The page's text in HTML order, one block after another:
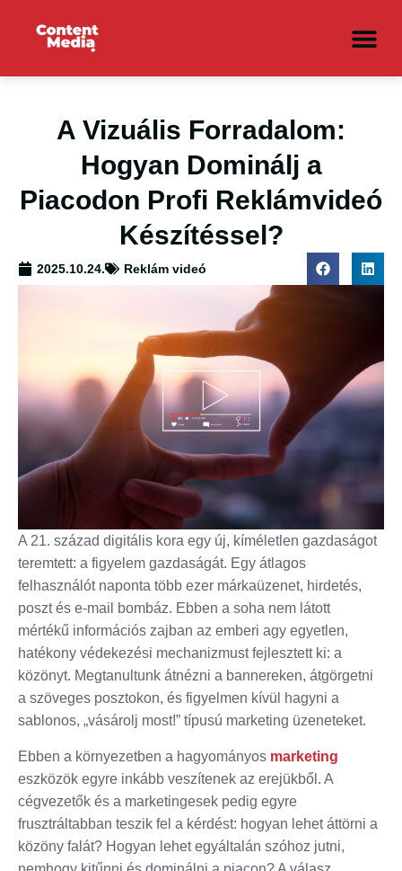
A Vizuális Forradalom:
Hogyan Dominálj a
Piacodon Profi Reklámvideó
Készítéssel?
2025.10.24. Reklám videó
A 21. század digitális kora egy új, kíméletlen gazdaságot
teremtett: a figyelem gazdaságát. Egy átlagos
felhasználót naponta több ezer márkaüzenet, hirdetés,
poszt és e-mail bombáz. Ebben a soha nem látott
mértékű információs zajban az emberi agy egyetlen,
hatékony védekezési mechanizmust fejlesztett ki: a
közönyt. Megtanultunk átnézni a bannereken, átgörgetni
a szöveges posztokon, és figyelmen kívül hagyni a
sablonos, „vásárolj most!” típusú marketing üzeneteket.
Ebben a környezetben a hagyományos marketing
eszközök egyre inkább veszítenek az erejükből. A
cégvezetők és a marketingesek pedig egyre
frusztráltabban teszik fel a kérdést: hogyan lehet áttörni a
közöny falát? Hogyan lehet egyáltalán szóhoz jutni,